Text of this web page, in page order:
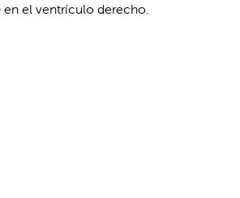
en el ventrículo derecho.